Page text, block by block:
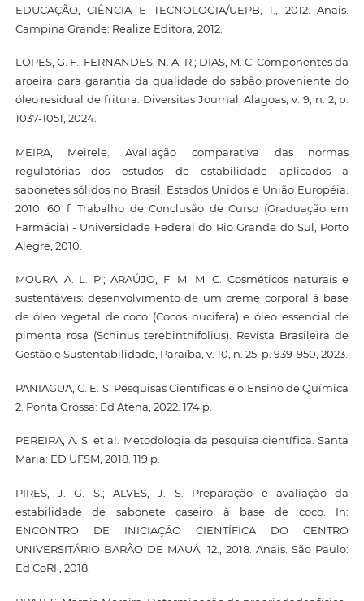
EDUCAÇÃO, CIÊNCIA E TECNOLOGIA/UEPB, 1., 2012. Anais.
Campina Grande: Realize Editora, 2012.
LOPES, G. F.; FERNANDES, N. A. R.; DIAS, M. C. Componentes da
aroeira para garantia da qualidade do sabão proveniente do
óleo residual de fritura. Diversitas Journal, Alagoas, v. 9, n. 2, p.
1037-1051, 2024.
MEIRA, Meirele. Avaliação comparativa das normas
regulatórias dos estudos de estabilidade aplicados a
sabonetes sólidos no Brasil, Estados Unidos e União Européia.
2010. 60 f. Trabalho de Conclusão de Curso (Graduação em
Farmácia) - Universidade Federal do Rio Grande do Sul, Porto
Alegre, 2010.
MOURA, A. L. P.; ARAÚJO, F. M. M. C. Cosméticos naturais e
sustentáveis: desenvolvimento de um creme corporal à base
de óleo vegetal de coco (Cocos nucifera) e óleo essencial de
pimenta rosa (Schinus terebinthifolius). Revista Brasileira de
Gestão e Sustentabilidade, Paraíba, v. 10, n. 25, p. 939-950, 2023.
PANIAGUA, C. E. S. Pesquisas Científicas e o Ensino de Química
2. Ponta Grossa: Ed Atena, 2022. 174 p.
PEREIRA, A. S. et al. Metodologia da pesquisa científica. Santa
Maria: ED UFSM, 2018. 119 p.
PIRES, J. G. S.; ALVES, J. S. Preparação e avaliação da
estabilidade de sabonete caseiro à base de coco. In:
ENCONTRO DE INICIAÇÃO CIENTÍFICA DO CENTRO
UNIVERSITÁRIO BARÃO DE MAUÁ, 12., 2018. Anais. São Paulo:
Ed CoRI , 2018.